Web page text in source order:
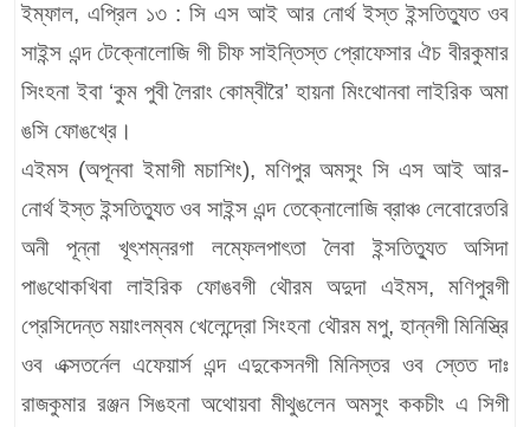
ইম্ফাল, এপ্রিল ১৩ : সি এস আই আর নোর্থ ইস্ত ইন্সতিত্যুত ওব
সাইন্স এন্দ টেক্নোলোজি গী চীফ সাইন্তিস্ত প্রোফেসার ঐচ বীরকুমার
সিংহনা ইবা ‘কুম পুবী লৈরাং কোম্বীরৈ’ হায়না মিংথোনবা লাইরিক অমা
ঙসি ফোঙখ্রে।
এইমস (অপূনবা ইমাগী মচাশিং), মণিপুর অমসুং সি এস আই আর-
নোর্থ ইস্ত ইন্সতিত্যুত ওব সাইন্স এন্দ তেক্নোলোজি ব্রাঞ্চ লেবোরেতরি
অনী পূন্না খূৎশম্নরগা লম্ফেলপাৎতা লৈবা ইন্সতিত্যুত অসিদা
পাঙথোকখিবা লাইরিক ফোঙবগী থৌরম অদুদা এইমস, মণিপুরগী
প্রেসিদেন্ত ময়াংলম্বম খেলেন্দ্রো সিংহনা থৌরম মপু, হান্নগী মিনিস্ত্রি
ওব এক্সতর্নেল এফেয়ার্স এন্দ এদুকেসনগী মিনিস্তর ওব স্তেত দাঃ
রাজকুমার রঞ্জন সিঙহনা অথোয়বা মীথুঙলেন অমসুং ককচীং এ সিগী